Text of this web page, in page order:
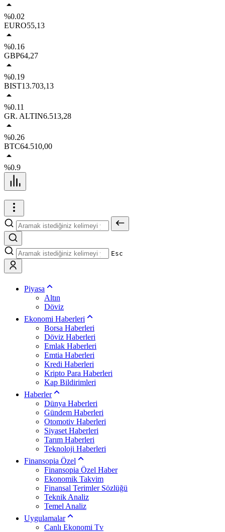
%0.02
EURO55,13
%0.16
GBP64,27
%0.19
BIST13.703,13
%0.11
GR. ALTIN6.513,28
%0.26
BTC64.510,00
%0.9
Esc
Piyasa
Altın
Döviz
Ekonomi Haberleri
Borsa Haberleri
Döviz Haberleri
Emlak Haberleri
Emtia Haberleri
Kredi Haberleri
Kripto Para Haberleri
Kap Bildirimleri
Haberler
Dünya Haberleri
Gündem Haberleri
Otomotiv Haberleri
Siyaset Haberleri
Tarım Haberleri
Teknoloji Haberleri
Finansopia Özel
Finansopia Özel Haber
Ekonomik Takvim
Finansal Terimler Sözlüğü
Teknik Analiz
Temel Analiz
Uygulamalar
Canlı Ekonomi Tv